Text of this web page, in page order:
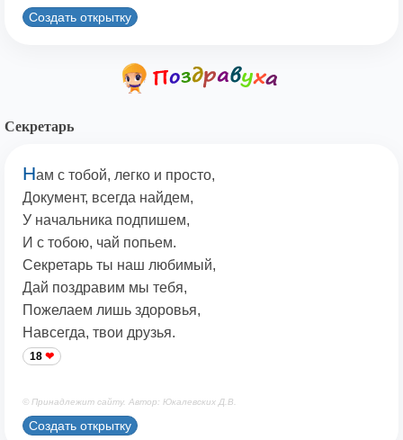
Создать открытку
Секретарь
Нам с тобой, легко и просто,
Документ, всегда найдем,
У начальника подпишем,
И с тобою, чай попьем.
Секретарь ты наш любимый,
Дай поздравим мы тебя,
Пожелаем лишь здоровья,
Навсегда, твои друзья.
18
© Принадлежит сайту. Автор: Юкалевских Д.В.
Создать открытку